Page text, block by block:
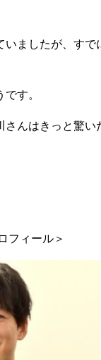
いましたが、すで
す。
さんはきっと驚い
フィール＞